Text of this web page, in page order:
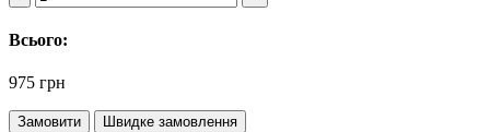
Всього:
975 грн
Замовити Швидке замовлення